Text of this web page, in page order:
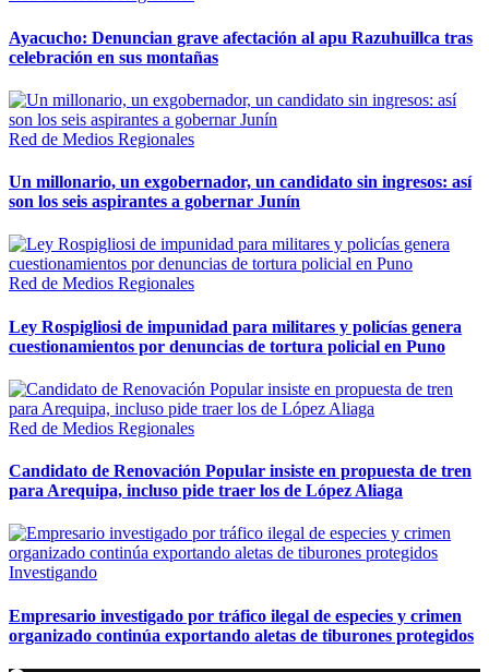
Ayacucho: Denuncian grave afectación al apu Razuhuillca tras
celebración en sus montañas
Red de Medios Regionales
Un millonario, un exgobernador, un candidato sin ingresos: así
son los seis aspirantes a gobernar Junín
Red de Medios Regionales
Ley Rospigliosi de impunidad para militares y policías genera
cuestionamientos por denuncias de tortura policial en Puno
Red de Medios Regionales
Candidato de Renovación Popular insiste en propuesta de tren
para Arequipa, incluso pide traer los de López Aliaga
Investigando
Empresario investigado por tráfico ilegal de especies y crimen
organizado continúa exportando aletas de tiburones protegidos